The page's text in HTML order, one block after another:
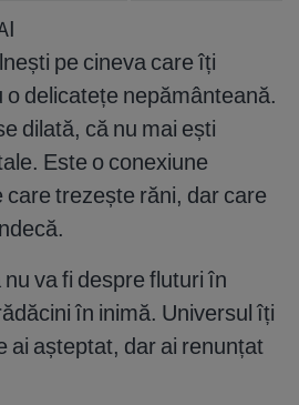
pe cineva care îți
o delicatețe nepământeană.
dilată, că nu mai ești
Este o conexiune
trezește răni, dar care
va fi despre fluturi în
în inimă. Universul îți
ai așteptat, dar ai renunțat